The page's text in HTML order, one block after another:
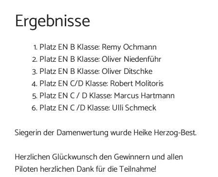
Ergebnisse
Platz EN B Klasse: Remy Ochmann
Platz EN B Klasse: Oliver Niedenführ
Platz EN B Klasse: Oliver Ditschke
Platz EN C/D Klasse: Robert Molitoris
Platz EN C / D Klasse: Marcus Hartmann
Platz EN C /D Klasse: Ulli Schmeck
Siegerin der Damenwertung wurde Heike Herzog-Best.
Herzlichen Glückwunsch den Gewinnern und allen
Piloten herzlichen Dank für die Teilnahme!